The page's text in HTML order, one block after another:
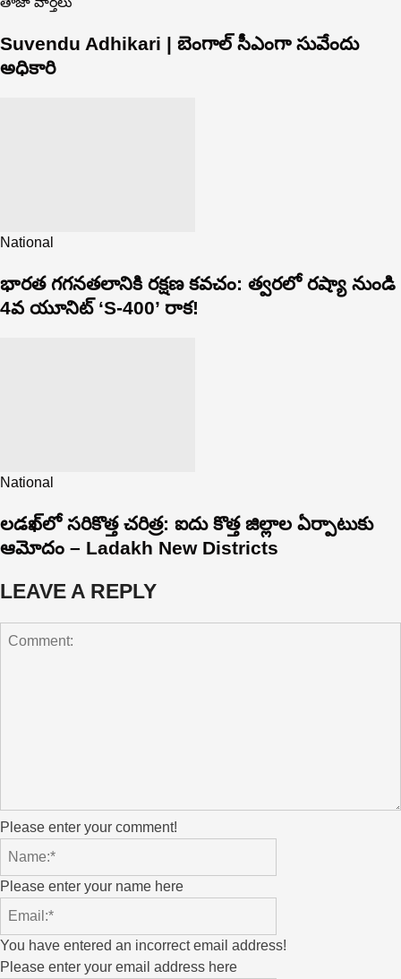
Suvendu Adhikari | బెంగాల్ సీఎంగా సువేందు
అధికారి
National
భారత గగనతలానికి రక్షణ కవచం: త్వరలో రష్యా నుండి
4వ యూనిట్ ‘S-400’ రాక!
National
లడఖ్‌లో సరికొత్త చరిత్ర: ఐదు కొత్త జిల్లాల ఏర్పాటుకు
ఆమోదం – Ladakh New Districts
LEAVE A REPLY
Please enter your comment!
Please enter your name here
You have entered an incorrect email address!
Please enter your email address here